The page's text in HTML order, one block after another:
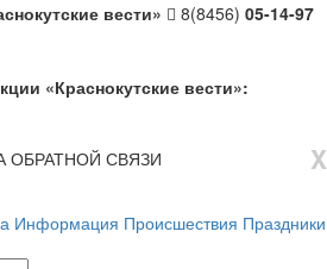
вести» 8(8456) 05-14-97
«Краснокутские вести»:
X
ОБРАТНОЙ СВЯЗИ
Информация Происшествия Праздники